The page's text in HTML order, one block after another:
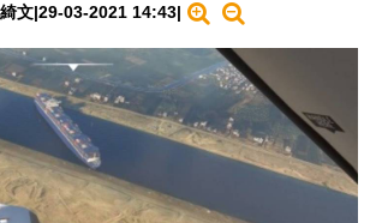
用
文|29-03-2021 14:43|